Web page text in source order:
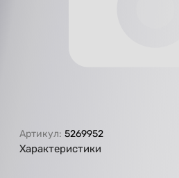
Артикул: 5269952
Характеристики